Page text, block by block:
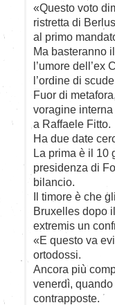
«Questo voto
ristretta di
al primo
Ma basteranno
l’umore dell’ex
l’ordine di
Fuor di
voragine interna
a Raffaele Fitto.
Ha due date
La prima è il 10
presidenza di
bilancio.
Il timore è che
Bruxelles dopo
extremis un
«E questo va
ortodossi.
Ancora più
venerdì,
contrapposte.